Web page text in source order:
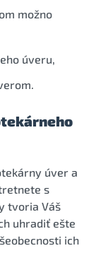
možno
úveru,
úver a
s
tvoria Váš
uhradiť ešte
ich